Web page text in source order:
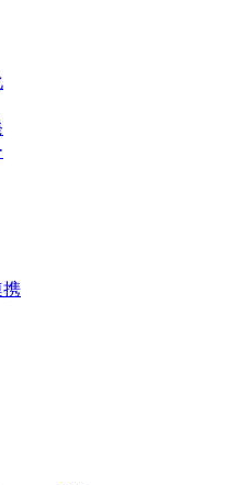
携